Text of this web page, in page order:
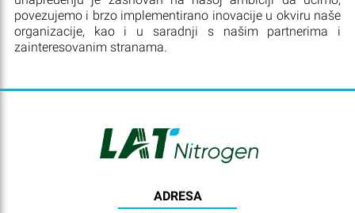
povezujemo i brzo implementirano inovacije u okviru naše
organizacije, kao i u saradnji s našim partnerima i
zainteresovanim stranama.
ADRESA